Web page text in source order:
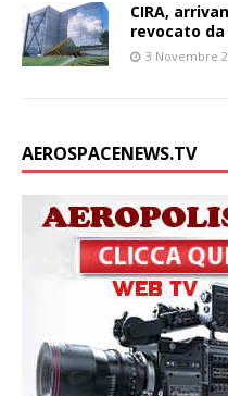
CIRA,
revocato
3 Novembre
AEROSPACENEWS.TV